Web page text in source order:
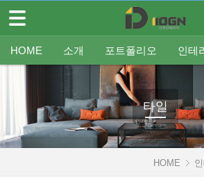
HOME 소개 포트폴리오 인테
조직도 오시는 길
평형별샷시 기타공사
욕실 타일
무료출장견적 인테리어셀프
Q&A FAQ
타일
HOME
로그인
HOME
포트폴리오
인테리어자재이야기
Sketchbook5, 스케
Sketchbook5, 스케